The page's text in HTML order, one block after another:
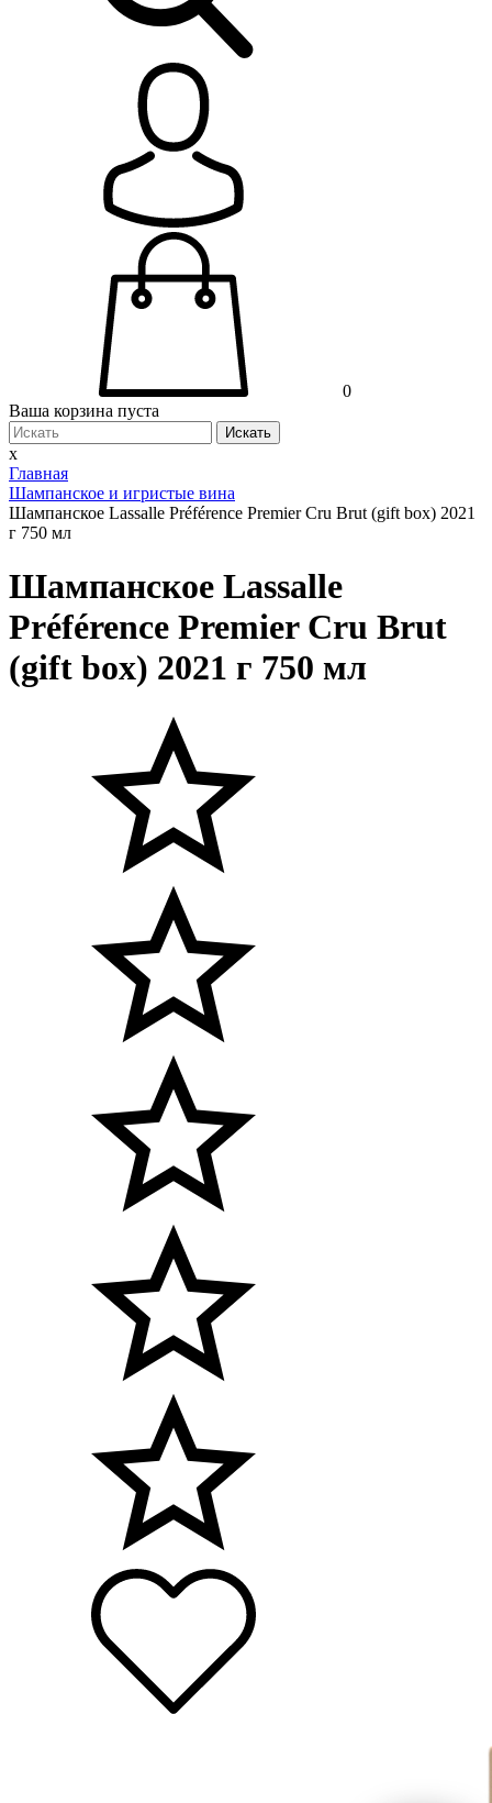
0
Ваша корзина пуста
Искать
x
Главная
Шампанское и игристые вина
Шампанское Lassalle Préférence Premier Cru Brut (gift box) 2021
г 750 мл
Шампанское Lassalle
Préférence Premier Cru Brut
(gift box) 2021 г 750 мл